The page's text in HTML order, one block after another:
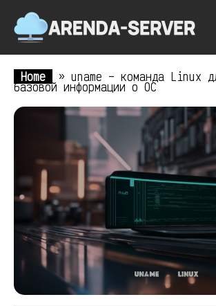
Home » uname – команда Linux
базовой информации о ОС